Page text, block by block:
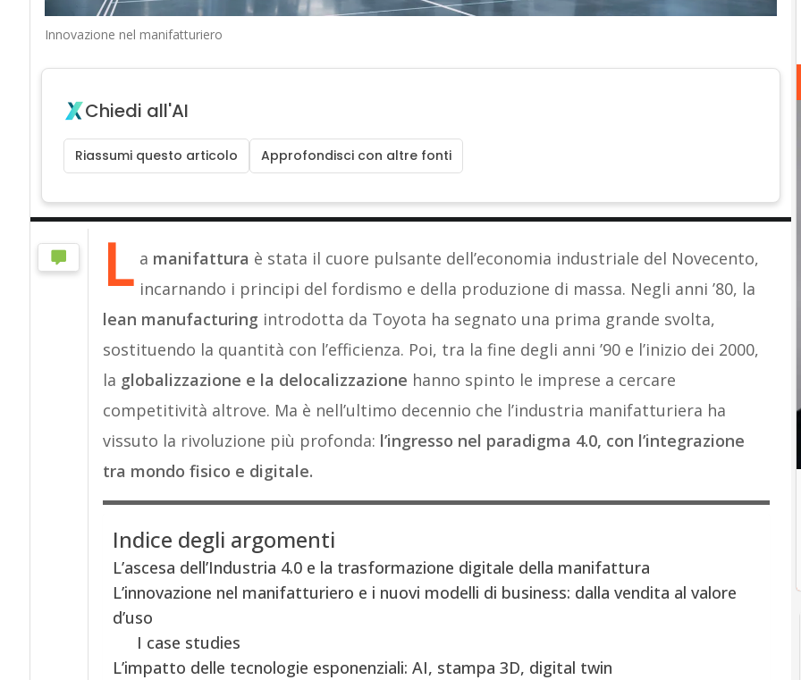
Innovazione nel manifatturiero
Chiedi all'AI
Riassumi questo articolo Approfondisci con altre fonti
L a manifattura è stata il cuore pulsante dell’economia industriale del Novecento,
incarnando i principi del fordismo e della produzione di massa. Negli anni ’80, la
lean manufacturing introdotta da Toyota ha segnato una prima grande svolta,
sostituendo la quantità con l’efficienza. Poi, tra la fine degli anni ’90 e l’inizio dei 2000,
la globalizzazione e la delocalizzazione hanno spinto le imprese a cercare
competitività altrove. Ma è nell’ultimo decennio che l’industria manifatturiera ha
vissuto la rivoluzione più profonda: l’ingresso nel paradigma 4.0, con l’integrazione
tra mondo fisico e digitale.
Indice degli argomenti
L’ascesa dell’Industria 4.0 e la trasformazione digitale della manifattura
L’innovazione nel manifatturiero e i nuovi modelli di business: dalla vendita al valore
d’uso
I case studies
L’impatto delle tecnologie esponenziali: AI, stampa 3D, digital twin